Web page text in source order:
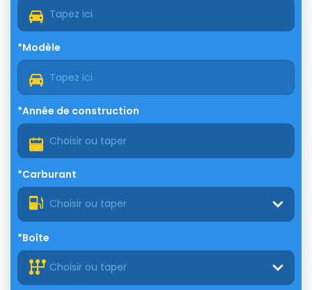
*Modèle
*Année de construction
*Carburant
Choisir ou taper
*Boîte
Choisir ou taper